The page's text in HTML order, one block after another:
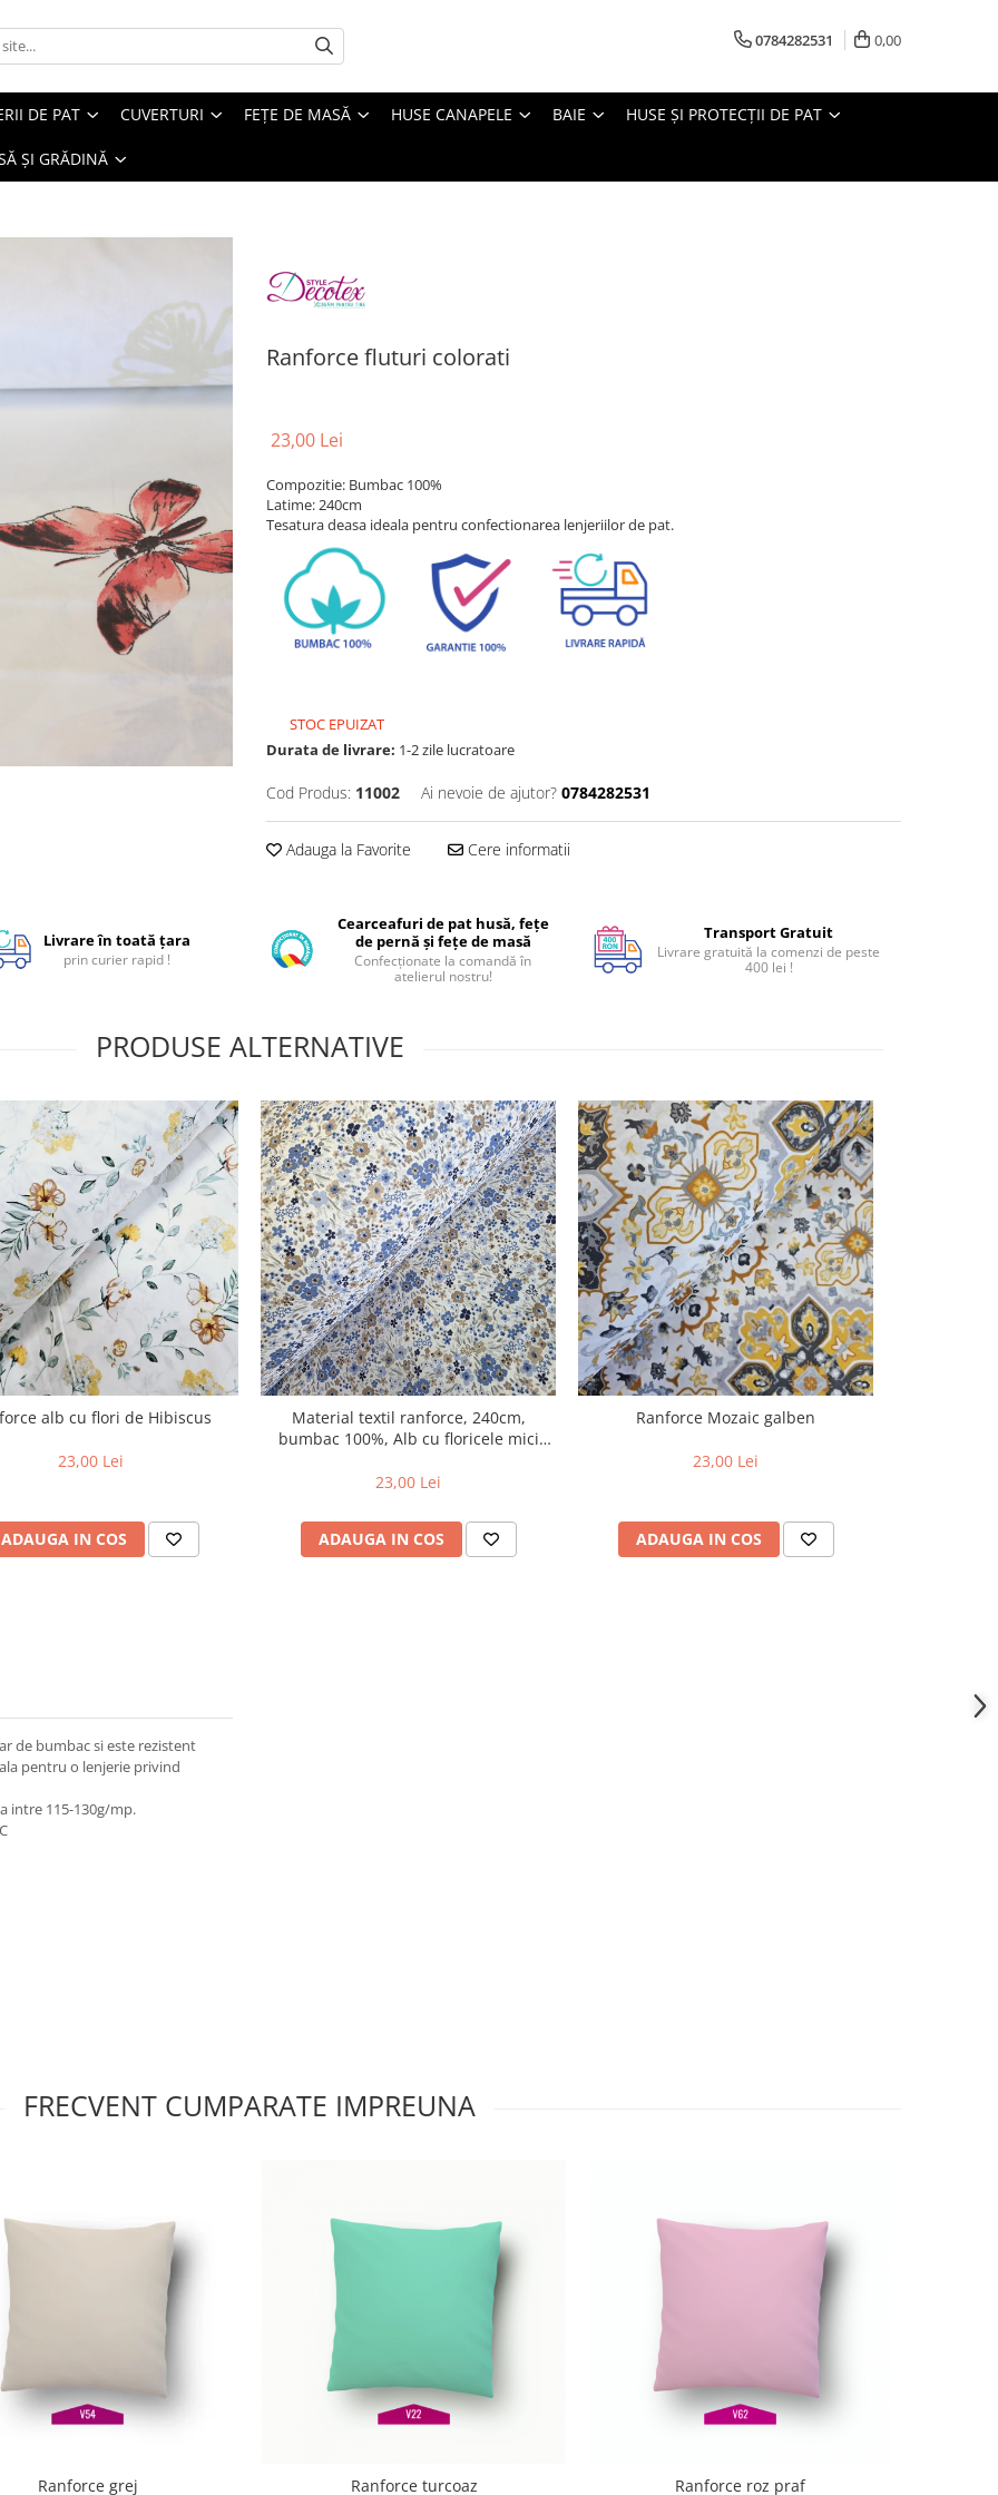
0784282531 0,00
DE PAT CUVERTURI FEȚE DE MASĂ HUSE CANAPELE BAIE HUSE ȘI PROTECȚII DE PAT
ȘI GRĂDINĂ
Ranforce fluturi colorati
23,00 Lei
Compozitie: Bumbac 100%
Latime: 240cm
Tesatura deasa ideala pentru confectionarea lenjeriilor de pat.
STOC EPUIZAT
Durata de livrare: 1-2 zile lucratoare
Cod Produs: 11002 Ai nevoie de ajutor? 0784282531
Adauga la Favorite Cere informatii
Livrare în toată țara
prin curier rapid !
Cearceafuri de pat husă, fețe
de pernă și fețe de masă
Confecționate la comandă în
atelierul nostru!
Transport Gratuit
Livrare gratuită la comenzi de peste
400 lei !
PRODUSE ALTERNATIVE
alb cu flori de Hibiscus
23,00 Lei
ADAUGA IN COS
Material textil ranforce, 240cm,
bumbac 100%, Alb cu floricele mici
23,00 Lei
ADAUGA IN COS
Ranforce Mozaic galben
23,00 Lei
ADAUGA IN COS
de bumbac si este rezistent
pentru o lenjerie privind
intre 115-130g/mp.
FRECVENT CUMPARATE IMPREUNA
Ranforce grej Ranforce turcoaz Ranforce roz praf